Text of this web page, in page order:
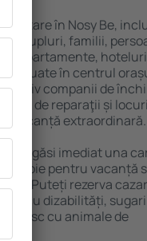
cazare în Nosy Be,
cupluri, familii,
în apartamente,
situate în centrul
companii de
de reparaţii și
o vacanță extraordinară.
veţi găsi imediat una
nevoie pentru vacanță
Puteți rezerva
cu dizabilități,
cu animale de